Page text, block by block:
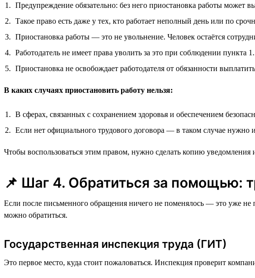
Предупреждение обязательно: без него приостановка работы может
Такое право есть даже у тех, кто работает неполный день или по
Приостановка работы — это не увольнение. Человек остаётся
Работодатель не имеет права уволить за это при соблюдении пункта
Приостановка не освобождает работодателя от обязанности
В каких случаях приостановить работу нельзя:
В сферах, связанных с сохранением здоровья и обеспечением
Если нет официального трудового договора — в таком случае нужно
Чтобы воспользоваться этим правом, нужно сделать копию уведомления
📌 Шаг 4. Обратиться за помощью:
Если после письменного обращения ничего не поменялось — это уже не
можно обратиться.
Государственная инспекция труда (ГИТ)
Это первое место, куда стоит пожаловаться. Инспекция проверит